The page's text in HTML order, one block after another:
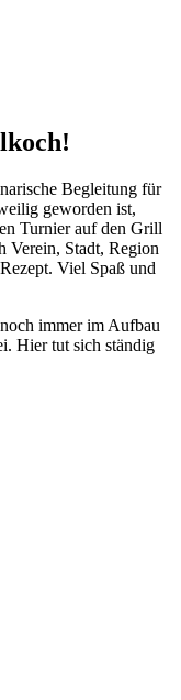
Begleitung für
geworden ist,
Turnier auf den Grill
Verein, Stadt, Region
Viel Spaß und
immer im Aufbau
Hier tut sich ständig